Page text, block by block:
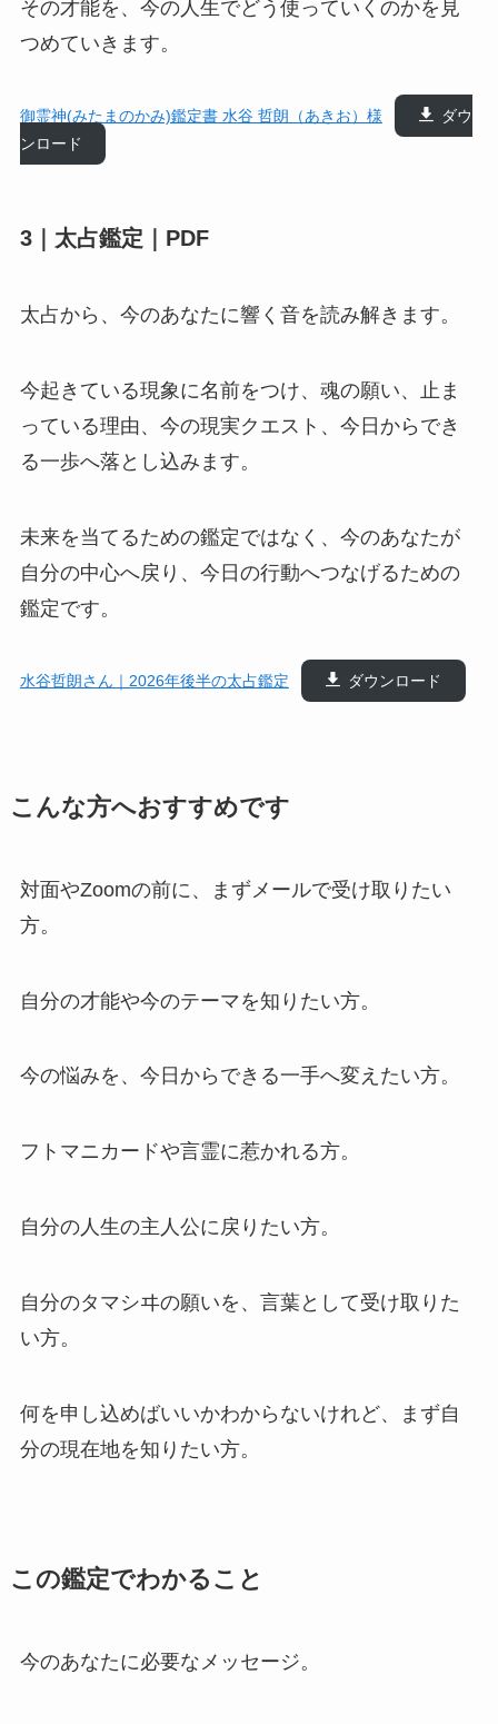
その才能を、今の人生でどう使っていくのかを見
つめていきます。
御霊神(みたまのかみ)鑑定書 水谷 哲朗（あきお）様
ダウ
ンロード
3｜太占鑑定｜PDF
太占から、今のあなたに響く音を読み解きます。
今起きている現象に名前をつけ、魂の願い、止ま
っている理由、今の現実クエスト、今日からでき
る一歩へ落とし込みます。
未来を当てるための鑑定ではなく、今のあなたが
自分の中心へ戻り、今日の行動へつなげるための
鑑定です。
水谷哲朗さん｜2026年後半の太占鑑定 ダウンロード
こんな方へおすすめです
対面やZoomの前に、まずメールで受け取りたい
方。
自分の才能や今のテーマを知りたい方。
今の悩みを、今日からできる一手へ変えたい方。
フトマニカードや言霊に惹かれる方。
自分の人生の主人公に戻りたい方。
自分のタマシヰの願いを、言葉として受け取りた
い方。
何を申し込めばいいかわからないけれど、まず自
分の現在地を知りたい方。
この鑑定でわかること
今のあなたに必要なメッセージ。